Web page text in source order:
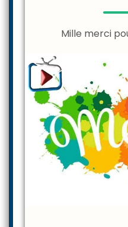
Mille merci